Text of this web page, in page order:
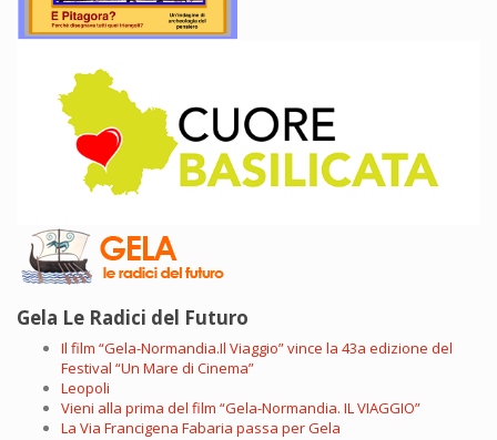
Gela Le Radici del Futuro
Il film “Gela-Normandia.Il Viaggio” vince la 43a edizione del
Festival “Un Mare di Cinema”
Leopoli
Vieni alla prima del film “Gela-Normandia. IL VIAGGIO”
La Via Francigena Fabaria passa per Gela